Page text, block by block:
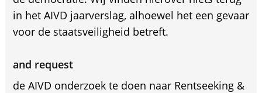
in het AIVD jaarverslag, alhoewel het een gevaar
voor de staatsveiligheid betreft.
and request
de AIVD onderzoek te doen naar Rentseeking &